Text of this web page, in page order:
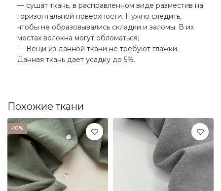
— сушат ткань, в расправленном виде разместив на
горизонтальной поверхности. Нужно следить,
чтобы не образовывались складки и заломы. В их
местах волокна могут обломаться;
— Вещи из данной ткани не требуют глажки.
Данная ткань дает усадку до 5%.
Похожие ткани
-10%